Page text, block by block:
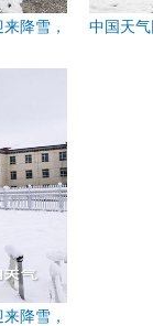
降雪，
中国天
降雪，